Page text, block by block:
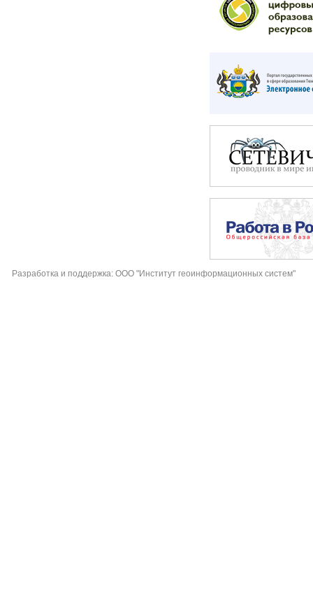
Разработка и поддержка: ООО "Институт геоинформационных систем"